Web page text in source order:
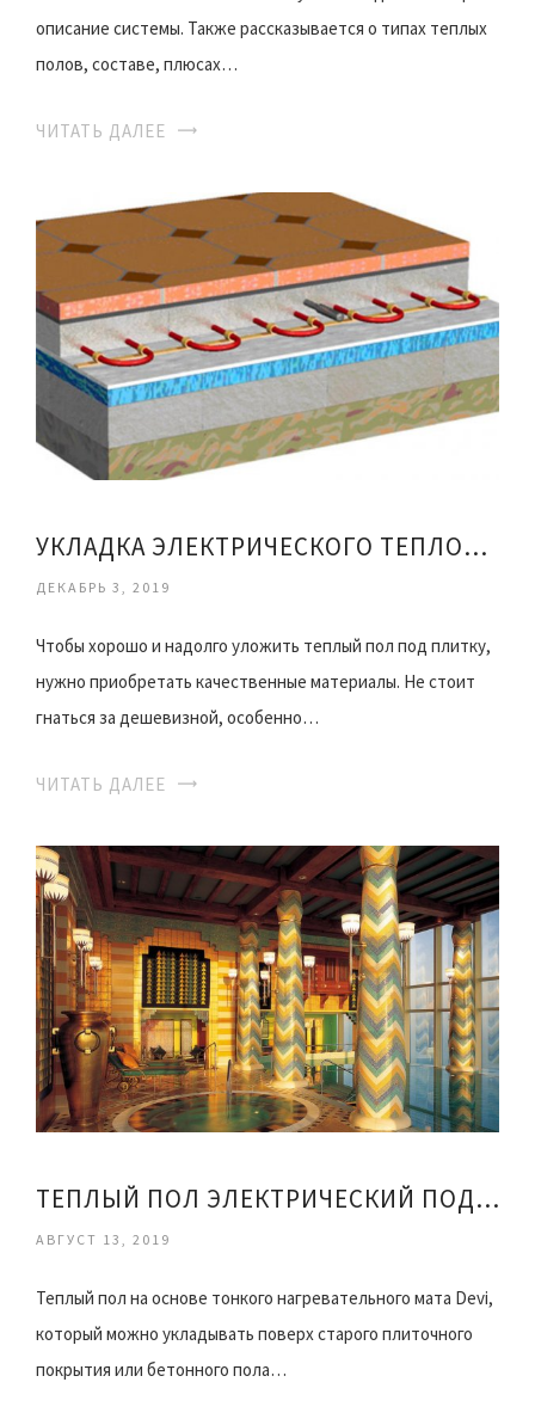
описание системы. Также рассказывается о типах теплых
полов, составе, плюсах…
ЧИТАТЬ ДАЛЕЕ
УКЛАДКА ЭЛЕКТРИЧЕСКОГО ТЕПЛОГО ПОЛА ПОД ПЛИТКУ
ДЕКАБРЬ 3, 2019
Чтобы хорошо и надолго уложить теплый пол под плитку,
нужно приобретать качественные материалы. Не стоит
гнаться за дешевизной, особенно…
ЧИТАТЬ ДАЛЕЕ
ТЕПЛЫЙ ПОЛ ЭЛЕКТРИЧЕСКИЙ ПОД ПЛИТКУ ВИДЕО
АВГУСТ 13, 2019
Теплый пол на основе тонкого нагревательного мата Devi,
который можно укладывать поверх старого плиточного
покрытия или бетонного пола…